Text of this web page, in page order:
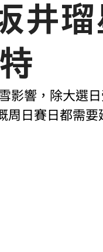
井
影響，除大選
日賽日都需要